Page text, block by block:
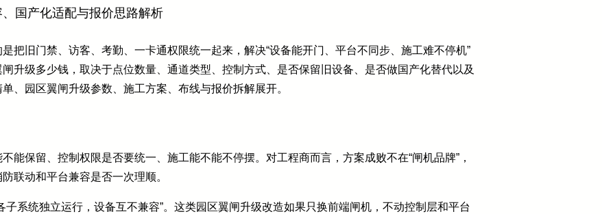
国产化适配与报价思路解析
把旧门禁、访客、考勤、一卡通权限统一起来，解决“设备能开门、平台不同步、施工难不停机”
升级多少钱，取决于点位数量、通道类型、控制方式、是否保留旧设备、是否做国产化替代以及
、园区翼闸升级参数、施工方案、布线与报价拆解展开。
能保留、控制权限是否要统一、施工能不能不停摆。对工程商而言，方案成败不在“闸机品牌”，
联动和平台兼容是否一次理顺。
子系统独立运行，设备互不兼容”。这类园区翼闸升级改造如果只换前端闸机，不动控制层和平台